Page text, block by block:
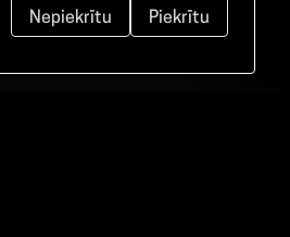
Nepiekrītu Piekrītu